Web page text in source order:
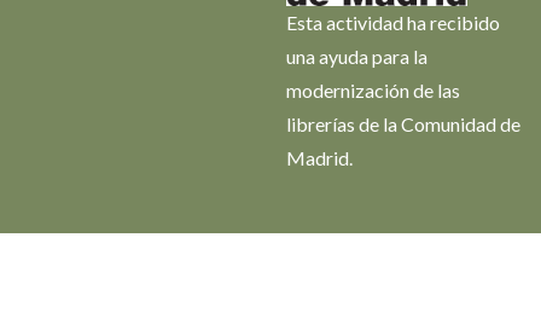
Esta actividad ha recibido
una ayuda para la
modernización de las
librerías de la Comunidad de
Madrid.